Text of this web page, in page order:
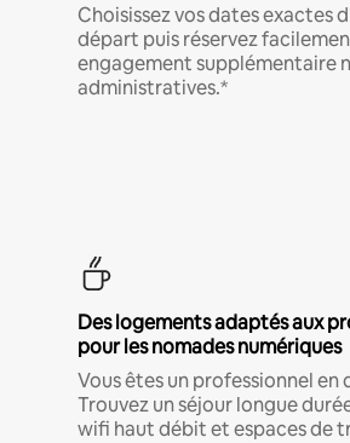
Choisissez vos dates exactes
départ puis réservez
engagement supplémentaire
administratives.*
Des logements adaptés aux
pour les nomades numériques
Vous êtes un professionnel en
Trouvez un séjour longue
wifi haut débit et espaces de